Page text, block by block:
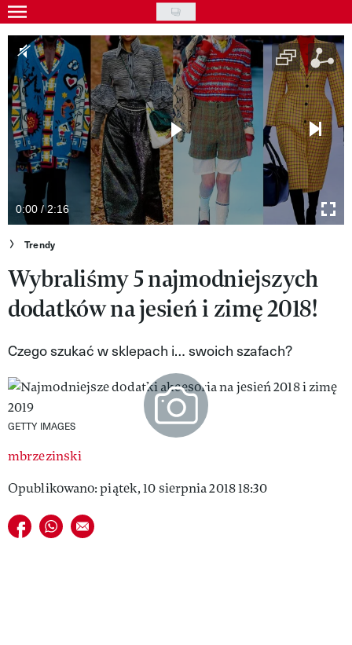
Skip
to
main
content
Gwiazdy
Ludzie
Moda
Uroda
Styl życia
Kultura
Wideo
Nasze akcje
VIVA!ART
VIVA!MAN
0:00 / 2:16
Trendy
Wybraliśmy 5 najmodniejszych
dodatków na jesień i zimę 2018!
Czego szukać w sklepach i… swoich szafach?
GETTY IMAGES
mbrzezinski
Opublikowano: piątek, 10 sierpnia 2018 18:30
Udostępnij na facebook
Udostępnij na whatsapp
E-mail do przyjaciela